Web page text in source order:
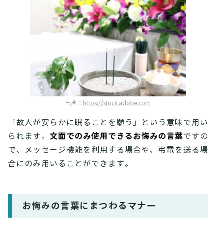
出典： https://stock.adobe.com
「故人が安らかに眠ることを願う」という意味で用い
られます。 文面でのみ使用できるお悔みの言葉ですの
で、メッセージ機能を利用する場合や、弔電を送る場
合にのみ用いることができます。
お悔みの言葉にまつわるマナー